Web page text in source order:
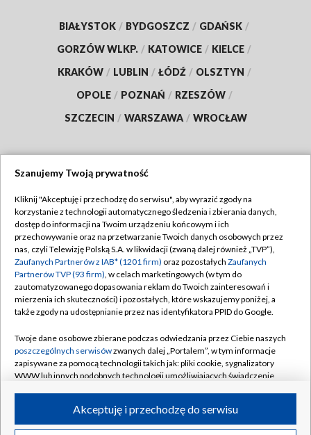
BIAŁYSTOK / BYDGOSZCZ / GDAŃSK /
GORZÓW WLKP. / KATOWICE / KIELCE /
KRAKÓW / LUBLIN / ŁÓDŹ / OLSZTYN /
OPOLE / POZNAŃ / RZESZÓW /
SZCZECIN / WARSZAWA / WROCŁAW
TVP
Abonament TVP
Emisja w TVP
Centrum informacji TVP
Naziemna Telewizja Cyfrowa
Rada Programowa
System NOS
Informacje o nadawcy
Program dla prasy
Regulamin TVP
Polityka prywatności
Moje zgody
Pomoc
Kontakt
Kanały
©2026 Telewizja Polska S.A. w likwidacji
Szanujemy Twoją prywatność
Kliknij "Akceptuję i przechodzę do serwisu", aby wyrazić zgody na
korzystanie z technologii automatycznego śledzenia i zbierania danych,
dostęp do informacji na Twoim urządzeniu końcowym i ich
przechowywanie oraz na przetwarzanie Twoich danych osobowych przez
nas, czyli Telewizję Polską S.A. w likwidacji (zwaną dalej również „TVP”),
Zaufanych Partnerów z IAB* (1201 firm) oraz pozostałych Zaufanych
Partnerów TVP (93 firm), w celach marketingowych (w tym do
zautomatyzowanego dopasowania reklam do Twoich zainteresowań i
mierzenia ich skuteczności) i pozostałych, które wskazujemy poniżej, a
także zgody na udostępnianie przez nas identyfikatora PPID do Google.
Twoje dane osobowe zbierane podczas odwiedzania przez Ciebie naszych
poszczególnych serwisówzwanych dalej „Portalem”, w tym informacje
zapisywane za pomocą technologii takich jak: pliki cookie, sygnalizatory
WWW lub innych podobnych technologii umożliwiających świadczenie
ruchu w Internecie.Akceptuję i przechodzę do serwisu